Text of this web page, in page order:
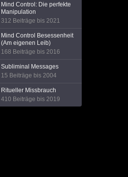
Mind Control: Die perfekte
Manipulation
312 Beiträge bis 2021
Mind Control Besessenheit
(Am eigenen Leib)
168 Beiträge bis 2016
Subliminal Messages
15 Beiträge bis 2004
Ritueller Missbrauch
410 Beiträge bis 2019